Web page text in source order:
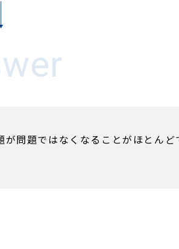
問題ではなくなることがほとんど